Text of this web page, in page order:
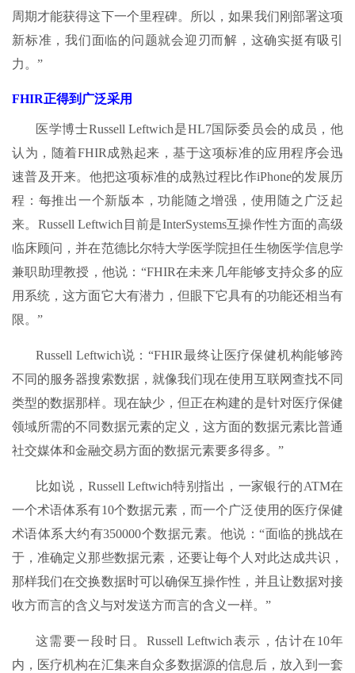
周期才能获得这下一个里程碑。所以，如果我们刚部署这项
新标准，我们面临的问题就会迎刃而解，这确实挺有吸引
力。”
FHIR正得到广泛采用
医学博士Russell Leftwich是HL7国际委员会的成员，他
认为，随着FHIR成熟起来，基于这项标准的应用程序会迅
速普及开来。他把这项标准的成熟过程比作iPhone的发展历
程：每推出一个新版本，功能随之增强，使用随之广泛起
来。Russell Leftwich目前是InterSystems互操作性方面的高级
临床顾问，并在范德比尔特大学医学院担任生物医学信息学
兼职助理教授，他说：“FHIR在未来几年能够支持众多的应
用系统，这方面它大有潜力，但眼下它具有的功能还相当有
限。”
Russell Leftwich说：“FHIR最终让医疗保健机构能够跨
不同的服务器搜索数据，就像我们现在使用互联网查找不同
类型的数据那样。现在缺少，但正在构建的是针对医疗保健
领域所需的不同数据元素的定义，这方面的数据元素比普通
社交媒体和金融交易方面的数据元素要多得多。”
比如说，Russell Leftwich特别指出，一家银行的ATM在
一个术语体系有10个数据元素，而一个广泛使用的医疗保健
术语体系大约有350000个数据元素。他说：“面临的挑战在
于，准确定义那些数据元素，还要让每个人对此达成共识，
那样我们在交换数据时可以确保互操作性，并且让数据对接
收方而言的含义与对发送方而言的含义一样。”
这需要一段时日。Russell Leftwich表示，估计在10年
内，医疗机构在汇集来自众多数据源的信息后，放入到一套